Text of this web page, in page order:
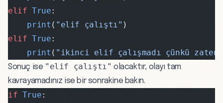
elif True:
    print
( "elif çalıştı" )
elif True:
    print
( "ikinci elif çalışmadı çünkü
Sonuç ise "elif çalıştı" olacaktır, olayı tam
kavrayamadınız ise bir sonrakine bakın.
if True: